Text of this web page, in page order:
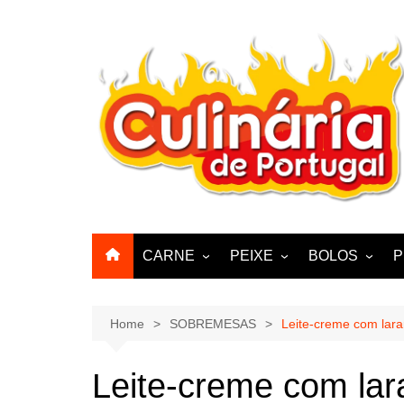
CARNE
FRANGO, PERÚ, PATO
PEIXE
POLVO, LULAS, CHOCO
BOLOS
BISCOITOS
PASTEIS,
CUPCAKES
Home SOBREMESAS Leite-creme com
Leite-creme com